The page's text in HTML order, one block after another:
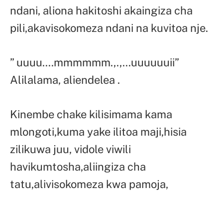
ndani, aliona hakitoshi akaingiza cha
pili,akavisokomeza ndani na kuvitoa nje.
” uuuu….mmmmmm.,.,…uuuuuuii”
Alilalama, aliendelea .
Kinembe chake kilisimama kama
mlongoti,kuma yake ilitoa maji,hisia
zilikuwa juu, vidole viwili
havikumtosha,aliingiza cha
tatu,alivisokomeza kwa pamoja,